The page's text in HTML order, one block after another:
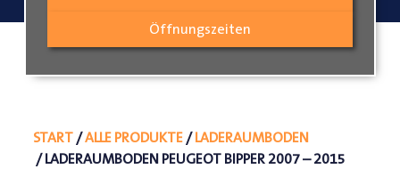
Öffnungszeiten
START/ALLE PRODUKTE/LADERAUMBODEN
/ LADERAUMBODEN PEUGEOT BIPPER 2007 – 2015